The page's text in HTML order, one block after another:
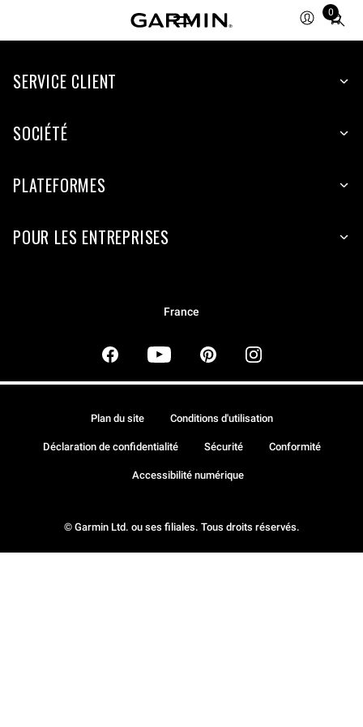
0
Total
items
cart:
SERVICE CLIENT
SOCIÉTÉ
PLATEFORMES
POUR LES ENTREPRISES
France
© Garmin Ltd. ou ses filiales. Tous droits réservés.
Plan du site Conditions d'utilisation
Déclaration de confidentialité Sécurité Conformité
Accessibilité numérique